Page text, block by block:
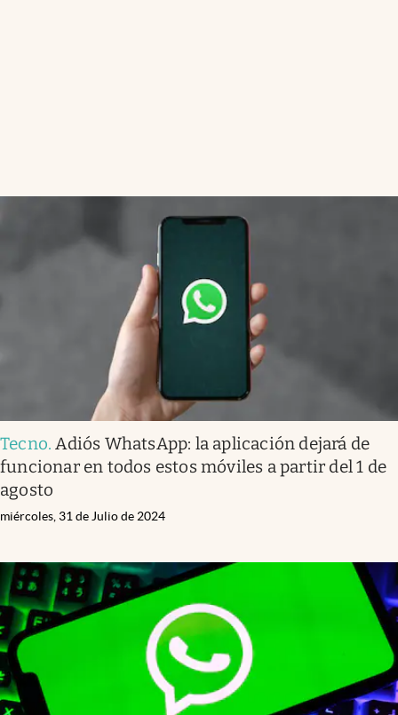
Tecno.Adiós WhatsApp: la aplicación dejará de
funcionar en todos estos móviles a partir del 1 de
agosto
miércoles, 31 de Julio de 2024